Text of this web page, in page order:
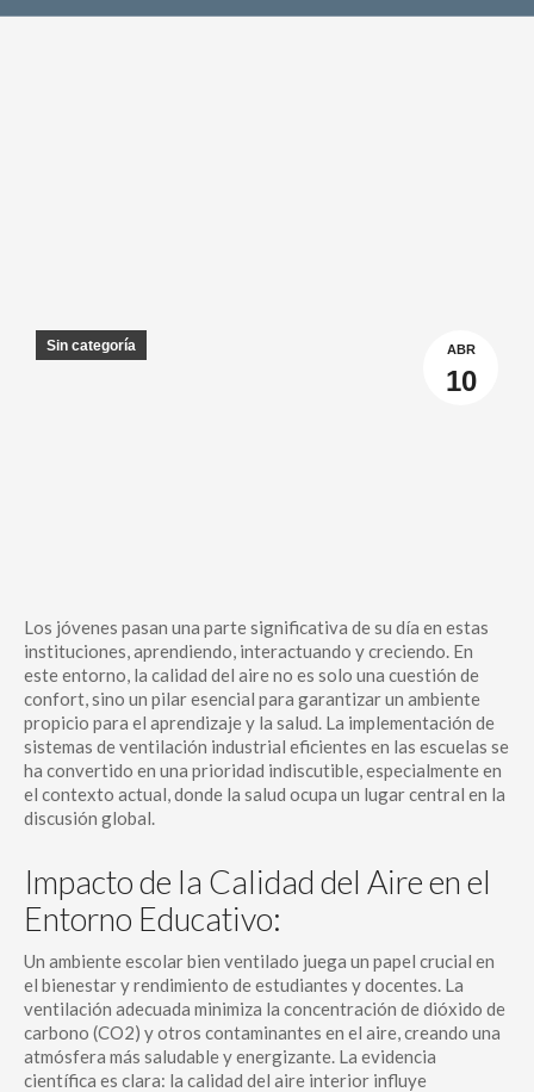
ABR
10
Sin categoría
Los jóvenes pasan una parte significativa de su día en estas
instituciones, aprendiendo, interactuando y creciendo. En
este entorno, la calidad del aire no es solo una cuestión de
confort, sino un pilar esencial para garantizar un ambiente
propicio para el aprendizaje y la salud. La implementación de
sistemas de ventilación industrial eficientes en las escuelas se
ha convertido en una prioridad indiscutible, especialmente en
el contexto actual, donde la salud ocupa un lugar central en la
discusión global.
Impacto de la Calidad del Aire en el
Entorno Educativo:
Un ambiente escolar bien ventilado juega un papel crucial en
el bienestar y rendimiento de estudiantes y docentes. La
ventilación adecuada minimiza la concentración de dióxido de
carbono (CO2) y otros contaminantes en el aire, creando una
atmósfera más saludable y energizante. La evidencia
científica es clara: la calidad del aire interior influye